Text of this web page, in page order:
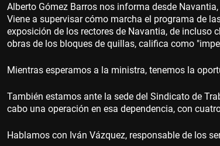
Alberto Gómez Barros nos informa desde
Viene a supervisar cómo marcha el programa de
exposición de los rectores de Navantia, de incluso
obras de los bloques de quillas, califica como
Mientras esperamos a la ministra, tenemos la
También estamos ante la sede del Sindicato de
cabo una operación en esa dependencia, con
Hablamos con Iván Vázquez, responsable de los